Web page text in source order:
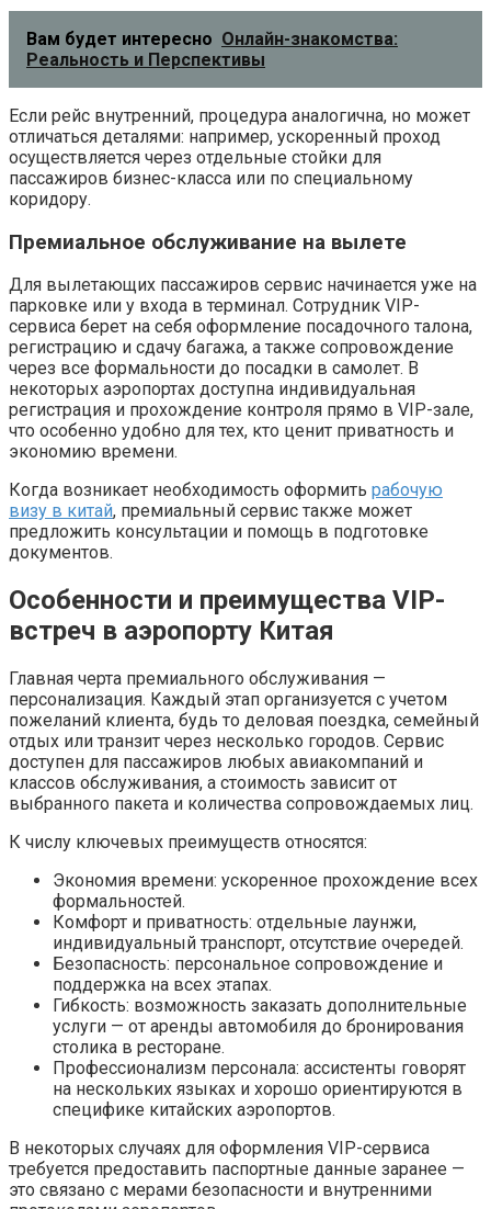
Вам будет интересно Онлайн-знакомства:
Реальность и Перспективы
Если рейс внутренний, процедура аналогична, но может
отличаться деталями: например, ускоренный проход
осуществляется через отдельные стойки для
пассажиров бизнес-класса или по специальному
коридору.
Премиальное обслуживание на вылете
Для вылетающих пассажиров сервис начинается уже на
парковке или у входа в терминал. Сотрудник VIP-
сервиса берет на себя оформление посадочного талона,
регистрацию и сдачу багажа, а также сопровождение
через все формальности до посадки в самолет. В
некоторых аэропортах доступна индивидуальная
регистрация и прохождение контроля прямо в VIP-зале,
что особенно удобно для тех, кто ценит приватность и
экономию времени.
Когда возникает необходимость оформить рабочую
визу в китай, премиальный сервис также может
предложить консультации и помощь в подготовке
документов.
Особенности и преимущества VIP-
встреч в аэропорту Китая
Главная черта премиального обслуживания —
персонализация. Каждый этап организуется с учетом
пожеланий клиента, будь то деловая поездка, семейный
отдых или транзит через несколько городов. Сервис
доступен для пассажиров любых авиакомпаний и
классов обслуживания, а стоимость зависит от
выбранного пакета и количества сопровождаемых лиц.
К числу ключевых преимуществ относятся:
Экономия времени: ускоренное прохождение всех
формальностей.
Комфорт и приватность: отдельные лаунжи,
индивидуальный транспорт, отсутствие очередей.
Безопасность: персональное сопровождение и
поддержка на всех этапах.
Гибкость: возможность заказать дополнительные
услуги — от аренды автомобиля до бронирования
столика в ресторане.
Профессионализм персонала: ассистенты говорят
на нескольких языках и хорошо ориентируются в
специфике китайских аэропортов.
В некоторых случаях для оформления VIP-сервиса
требуется предоставить паспортные данные заранее —
это связано с мерами безопасности и внутренними